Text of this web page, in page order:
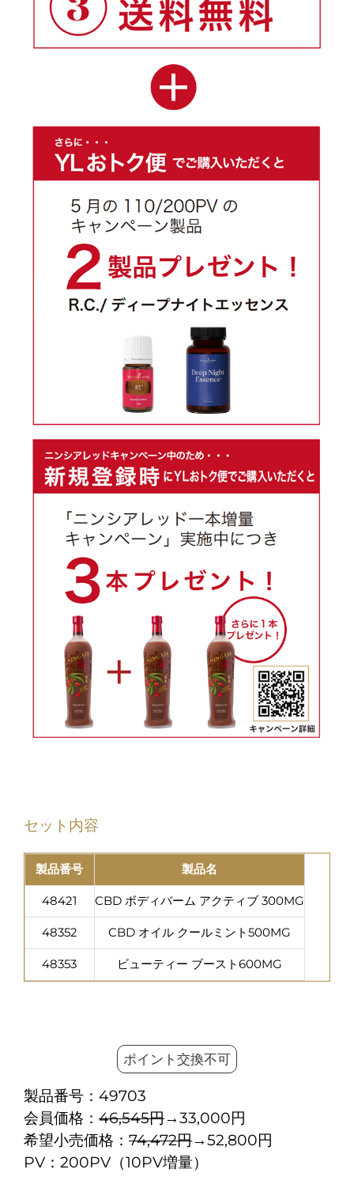
セット内容
製品番号 製品名
48421 CBD ボディバーム アクティブ 300MG
48352 CBD オイル クールミント500MG
48353 ビューティー ブースト600MG
ポイント交換不可
製品番号：49703
会員価格： 46,545円→33,000円
希望小売価格： 74,472円→52,800円
PV：200PV（10PV増量）